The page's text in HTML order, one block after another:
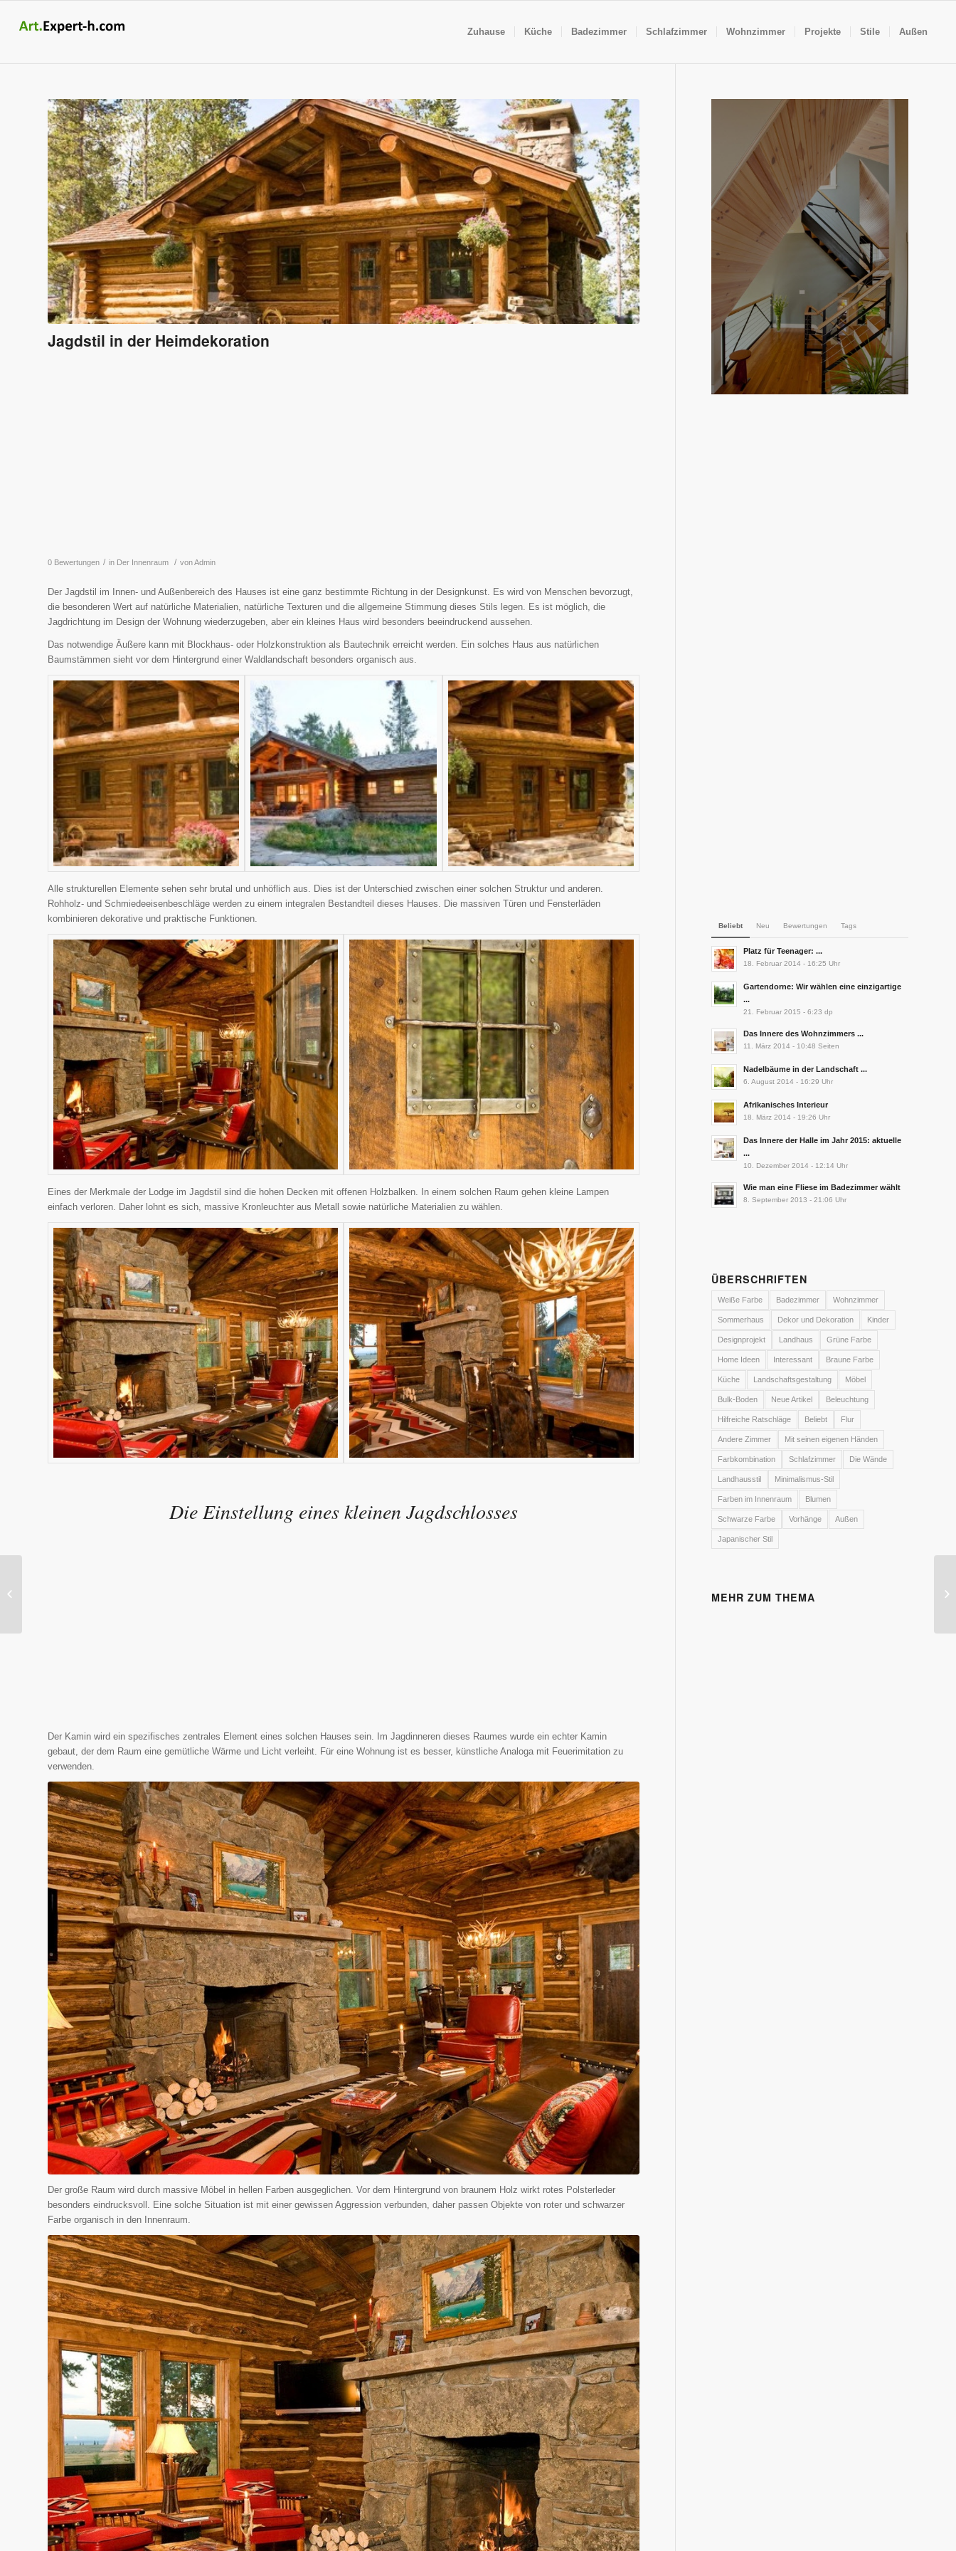
Zuhause Küche Badezimmer Schlafzimmer Wohnzimmer Projekte Stile Außen
Jagdstil in der Heimdekoration
0 Bewertungen / in Der Innenraum / vonAdmin
Der Jagdstil im Innen- und Außenbereich des Hauses ist eine ganz bestimmte Richtung in der Designkunst. Es wird von Menschen bevorzugt,
die besonderen Wert auf natürliche Materialien, natürliche Texturen und die allgemeine Stimmung dieses Stils legen. Es ist möglich, die
Jagdrichtung im Design der Wohnung wiederzugeben, aber ein kleines Haus wird besonders beeindruckend aussehen.
Das notwendige Äußere kann mit Blockhaus- oder Holzkonstruktion als Bautechnik erreicht werden. Ein solches Haus aus natürlichen
Baumstämmen sieht vor dem Hintergrund einer Waldlandschaft besonders organisch aus.
Alle strukturellen Elemente sehen sehr brutal und unhöflich aus. Dies ist der Unterschied zwischen einer solchen Struktur und anderen.
Rohholz- und Schmiedeeisenbeschläge werden zu einem integralen Bestandteil dieses Hauses. Die massiven Türen und Fensterläden
kombinieren dekorative und praktische Funktionen.
Eines der Merkmale der Lodge im Jagdstil sind die hohen Decken mit offenen Holzbalken. In einem solchen Raum gehen kleine Lampen
einfach verloren. Daher lohnt es sich, massive Kronleuchter aus Metall sowie natürliche Materialien zu wählen.
Die Einstellung eines kleinen Jagdschlosses
Der Kamin wird ein spezifisches zentrales Element eines solchen Hauses sein. Im Jagdinneren dieses Raumes wurde ein echter Kamin
gebaut, der dem Raum eine gemütliche Wärme und Licht verleiht. Für eine Wohnung ist es besser, künstliche Analoga mit Feuerimitation zu
verwenden.
Der große Raum wird durch massive Möbel in hellen Farben ausgeglichen. Vor dem Hintergrund von braunem Holz wirkt rotes Polsterleder
besonders eindrucksvoll. Eine solche Situation ist mit einer gewissen Aggression verbunden, daher passen Objekte von roter und schwarzer
Farbe organisch in den Innenraum.
Beliebt Neu Bewertungen Tags
Platz für Teenager: ...
18. Februar 2014 - 16:25 Uhr
Gartendorne: Wir wählen eine einzigartige
...
21. Februar 2015 - 6:23 dp
Das Innere des Wohnzimmers ...
11. März 2014 - 10:48 Seiten
Nadelbäume in der Landschaft ...
6. August 2014 - 16:29 Uhr
Afrikanisches Interieur
18. März 2014 - 19:26 Uhr
Das Innere der Halle im Jahr 2015: aktuelle
...
10. Dezember 2014 - 12:14 Uhr
Wie man eine Fliese im Badezimmer wählt
8. September 2013 - 21:06 Uhr
ÜBERSCHRIFTEN
Weiße Farbe Badezimmer Wohnzimmer
Sommerhaus Dekor und Dekoration Kinder
Designprojekt Landhaus Grüne Farbe
Home Ideen Interessant Braune Farbe
Küche Landschaftsgestaltung Möbel
Bulk-Boden Neue Artikel Beleuchtung
Hilfreiche Ratschläge Beliebt Flur
Andere Zimmer Mit seinen eigenen Händen
Farbkombination Schlafzimmer Die Wände
Landhausstil Minimalismus-Stil
Farben im Innenraum Blumen
Schwarze Farbe Vorhänge Außen
Japanischer Stil
MEHR ZUM THEMA